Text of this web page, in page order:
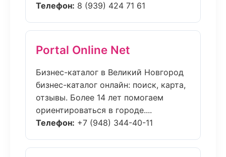
Телефон: 8 (939) 424 71 61
Portal Online Net
Бизнес-каталог в Великий Новгород
бизнес-каталог онлайн: поиск, карта,
отзывы. Более 14 лет помогаем
ориентироваться в городе....
Телефон: +7 (948) 344-40-11